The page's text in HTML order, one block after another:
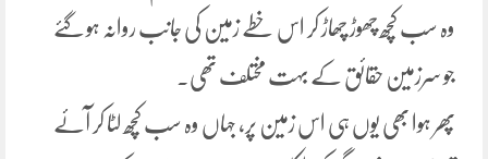
وہ سب کچھ چھوڑ چھاڑ کر اس خطے زمین کی جانب روانہ ہو گئے
جو سرزمین حقائق کے بہت مختلف تھی۔
پھر ہوا بھی یوں ہی اس زمین پر، جہاں وہ سب کچھ لٹا کر آئے